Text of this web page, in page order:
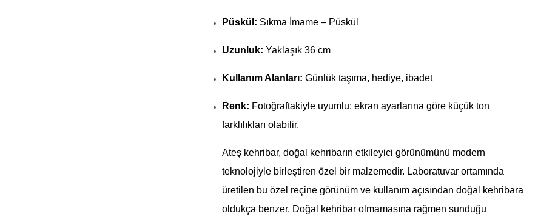
Püskül: Sıkma İmame – Püskül
Uzunluk: Yaklaşık 36 cm
Kullanım Alanları: Günlük taşıma, hediye, ibadet
Renk: Fotoğraftakiyle uyumlu; ekran ayarlarına göre küçük ton
farklılıkları olabilir.
Ateş kehribar, doğal kehribarın etkileyici görünümünü modern
teknolojiyle birleştiren özel bir malzemedir. Laboratuvar ortamında
üretilen bu özel reçine görünüm ve kullanım açısından doğal kehribara
oldukça benzer. Doğal kehribar olmamasına rağmen sunduğu